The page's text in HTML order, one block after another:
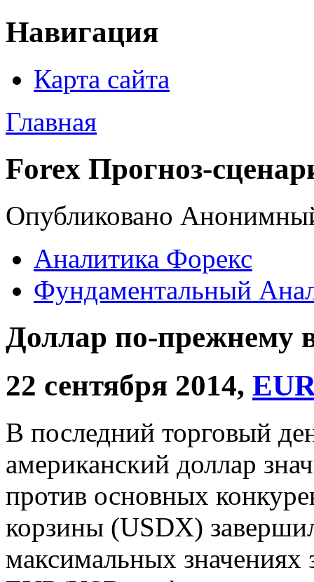
Навигация
Карта сайта
Главная
Forex Прогноз-
Опубликовано
Аналитика Форекс
Фундаментальный
Доллар по-прежнему
22 сентября 2014,
В последний торговый
американский доллар
против основных
корзины (USDX)
максимальных значениях